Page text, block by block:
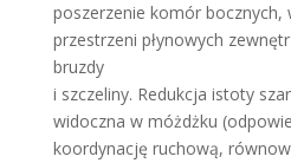
poszerzenie komór bocznych,
przestrzeni płynowych
bruzdy
i szczeliny. Redukcja istoty
widoczna w móżdżku
koordynację ruchową,